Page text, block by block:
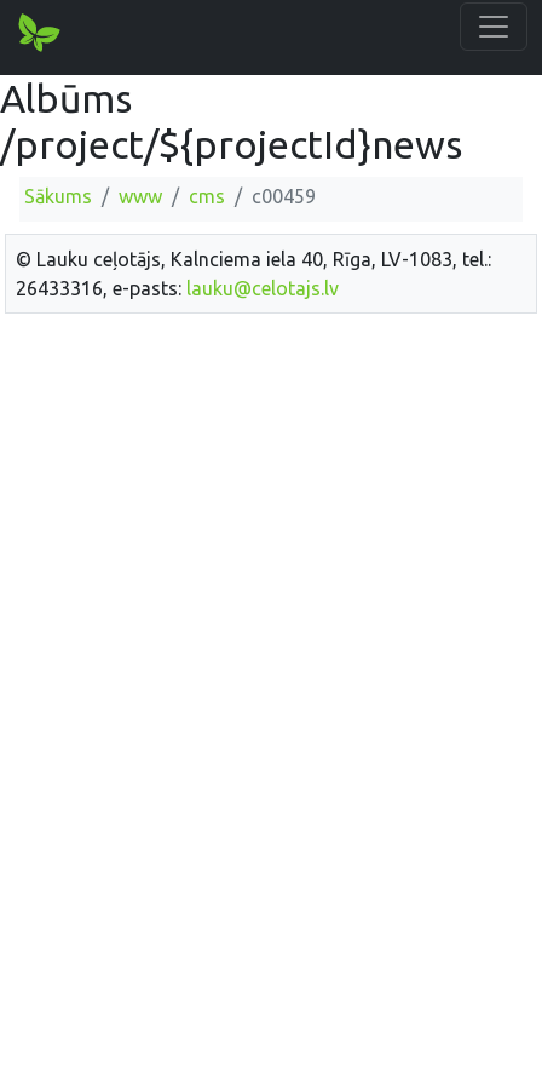
Albūms
/project/${projectId}news
Sākums www cms c00459
© Lauku ceļotājs, Kalnciema iela 40, Rīga, LV-1083, tel.:
26433316, e-pasts: lauku@celotajs.lv